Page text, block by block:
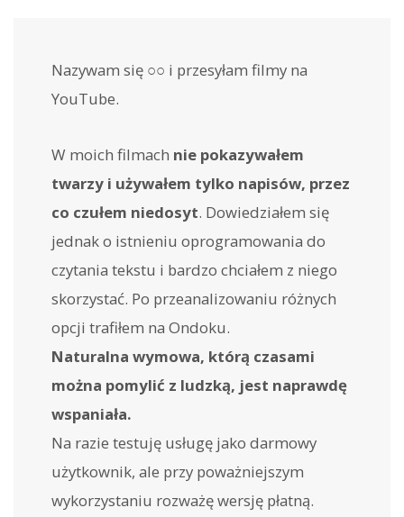
Nazywam się ○○ i przesyłam filmy na
YouTube.
W moich filmach nie pokazywałem
twarzy i używałem tylko napisów, przez
co czułem niedosyt. Dowiedziałem się
jednak o istnieniu oprogramowania do
czytania tekstu i bardzo chciałem z niego
skorzystać. Po przeanalizowaniu różnych
opcji trafiłem na Ondoku.
Naturalna wymowa, którą czasami
można pomylić z ludzką, jest naprawdę
wspaniała.
Na razie testuję usługę jako darmowy
użytkownik, ale przy poważniejszym
wykorzystaniu rozważę wersję płatną.